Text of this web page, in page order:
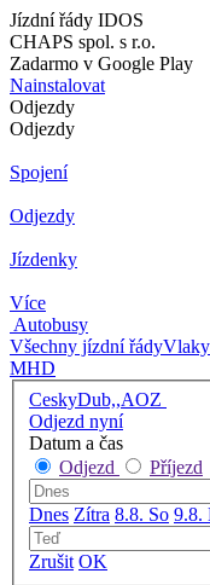
Jízdní řády IDOS
CHAPS spol. s r.o.
Zadarmo v Google Play
Nainstalovat
Odjezdy
Odjezdy
Spojení
Odjezdy
Jízdenky
Více
Autobusy
Všechny jízdní řády
MHD
CeskyDub,,AOZ
Odjezd nyní
Datum a čas
Odjezd
Příjezd
Dnes Zítra 8.8. So 9.8.
Zrušit OK